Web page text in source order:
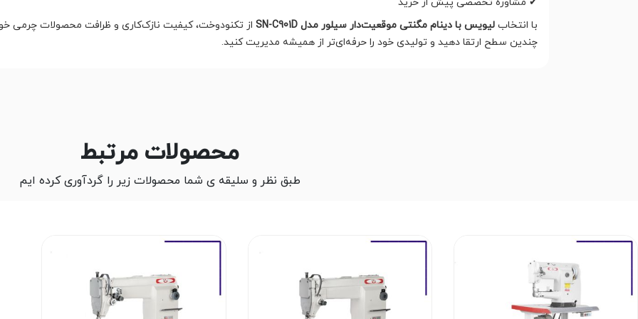
✔ مشاوره تخصصی پیش از خرید
با انتخاب لیویس با دینام مگنتی موقعیت‌دار سیلور مدل SN-C901D
از تکنودوخت، کیفیت نازک‌کاری و ظرافت محصولات چرمی
چندین سطح ارتقا دهید و تولیدی خود را حرفه‌ای‌تر از همیشه مدیریت کنید.
محصولات مرتبط
طبق نظر و سلیقه ی شما محصولات زیر را گردآوری کرده ایم